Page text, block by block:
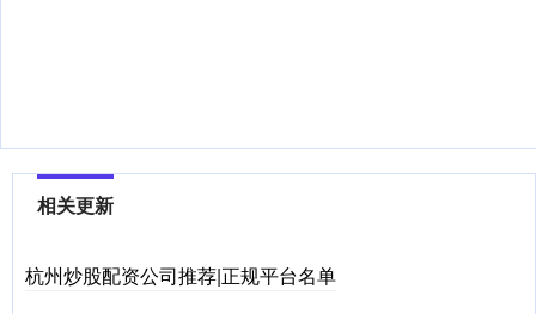
相关更新
杭州炒股配资公司推荐|正规平台名单